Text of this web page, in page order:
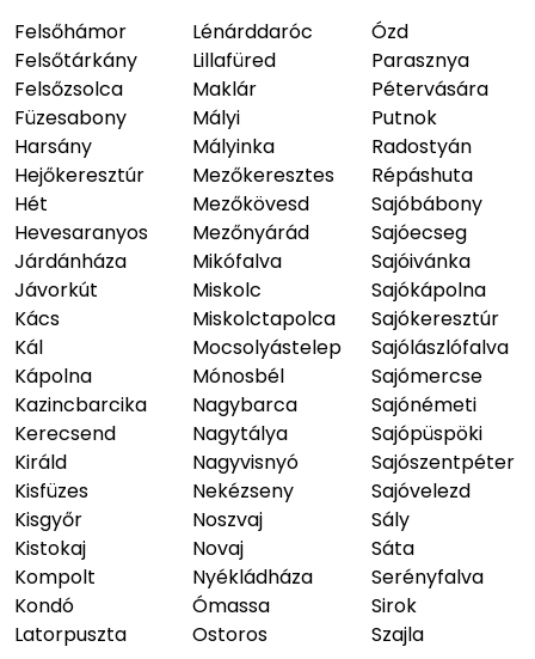
Felsőhámor
Felsőtárkány
Felsőzsolca
Füzesabony
Harsány
Hejőkeresztúr
Hét
Hevesaranyos
Járdánháza
Jávorkút
Kács
Kál
Kápolna
Kazincbarcika
Kerecsend
Királd
Kisfüzes
Kisgyőr
Kistokaj
Kompolt
Kondó
Latorpuszta
Lénárddaróc
Lillafüred
Maklár
Mályi
Mályinka
Mezőkeresztes
Mezőkövesd
Mezőnyárád
Mikófalva
Miskolc
Miskolctapolca
Mocsolyástelep
Mónosbél
Nagybarca
Nagytálya
Nagyvisnyó
Nekézseny
Noszvaj
Novaj
Nyékládháza
Ómassa
Ostoros
Ózd
Parasznya
Pétervására
Putnok
Radostyán
Répáshuta
Sajóbábony
Sajóecseg
Sajóivánka
Sajókápolna
Sajókeresztúr
Sajólászlófalva
Sajómercse
Sajónémeti
Sajópüspöki
Sajószentpéter
Sajóvelezd
Sály
Sáta
Serényfalva
Sirok
Szajla